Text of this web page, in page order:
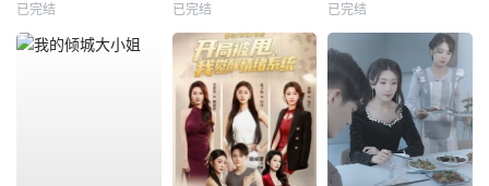
已完结 已完结 已完结